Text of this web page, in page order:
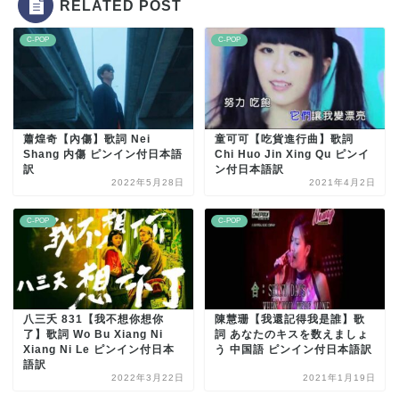
RELATED POST
C-POP
蕭煌奇【內傷】歌詞 Nei
Shang 内傷 ピンイン付日本語
訳
2022年5月28日
C-POP
童可可【吃貨進行曲】歌詞
Chi Huo Jin Xing Qu ピンイ
ン付日本語訳
2021年4月2日
C-POP
八三夭 831【我不想你想你
了】歌詞 Wo Bu Xiang Ni
Xiang Ni Le ピンイン付日本
語訳
2022年3月22日
C-POP
陳慧珊【我還記得我是誰】歌
詞 あなたのキスを数えましょ
う 中国語 ピンイン付日本語訳
2021年1月19日